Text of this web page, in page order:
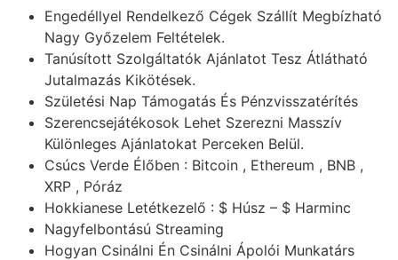
Engedéllyel Rendelkező Cégek Szállít Megbízható
Nagy Győzelem Feltételek.
Tanúsított Szolgáltatók Ajánlatot Tesz Átlátható
Jutalmazás Kikötések.
Születési Nap Támogatás És Pénzvisszatérítés
Szerencsejátékosok Lehet Szerezni Masszív
Különleges Ajánlatokat Perceken Belül.
Csúcs Verde Élőben : Bitcoin , Ethereum , BNB ,
XRP , Póráz
Hokkianese Letétkezelő : $ Húsz – $ Harminc
Nagyfelbontású Streaming
Hogyan Csinálni Én Csinálni Ápolói Munkatárs